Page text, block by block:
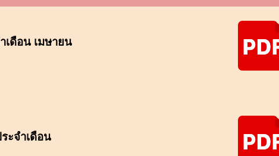
เดือน เมษายน
ะจำเดือน